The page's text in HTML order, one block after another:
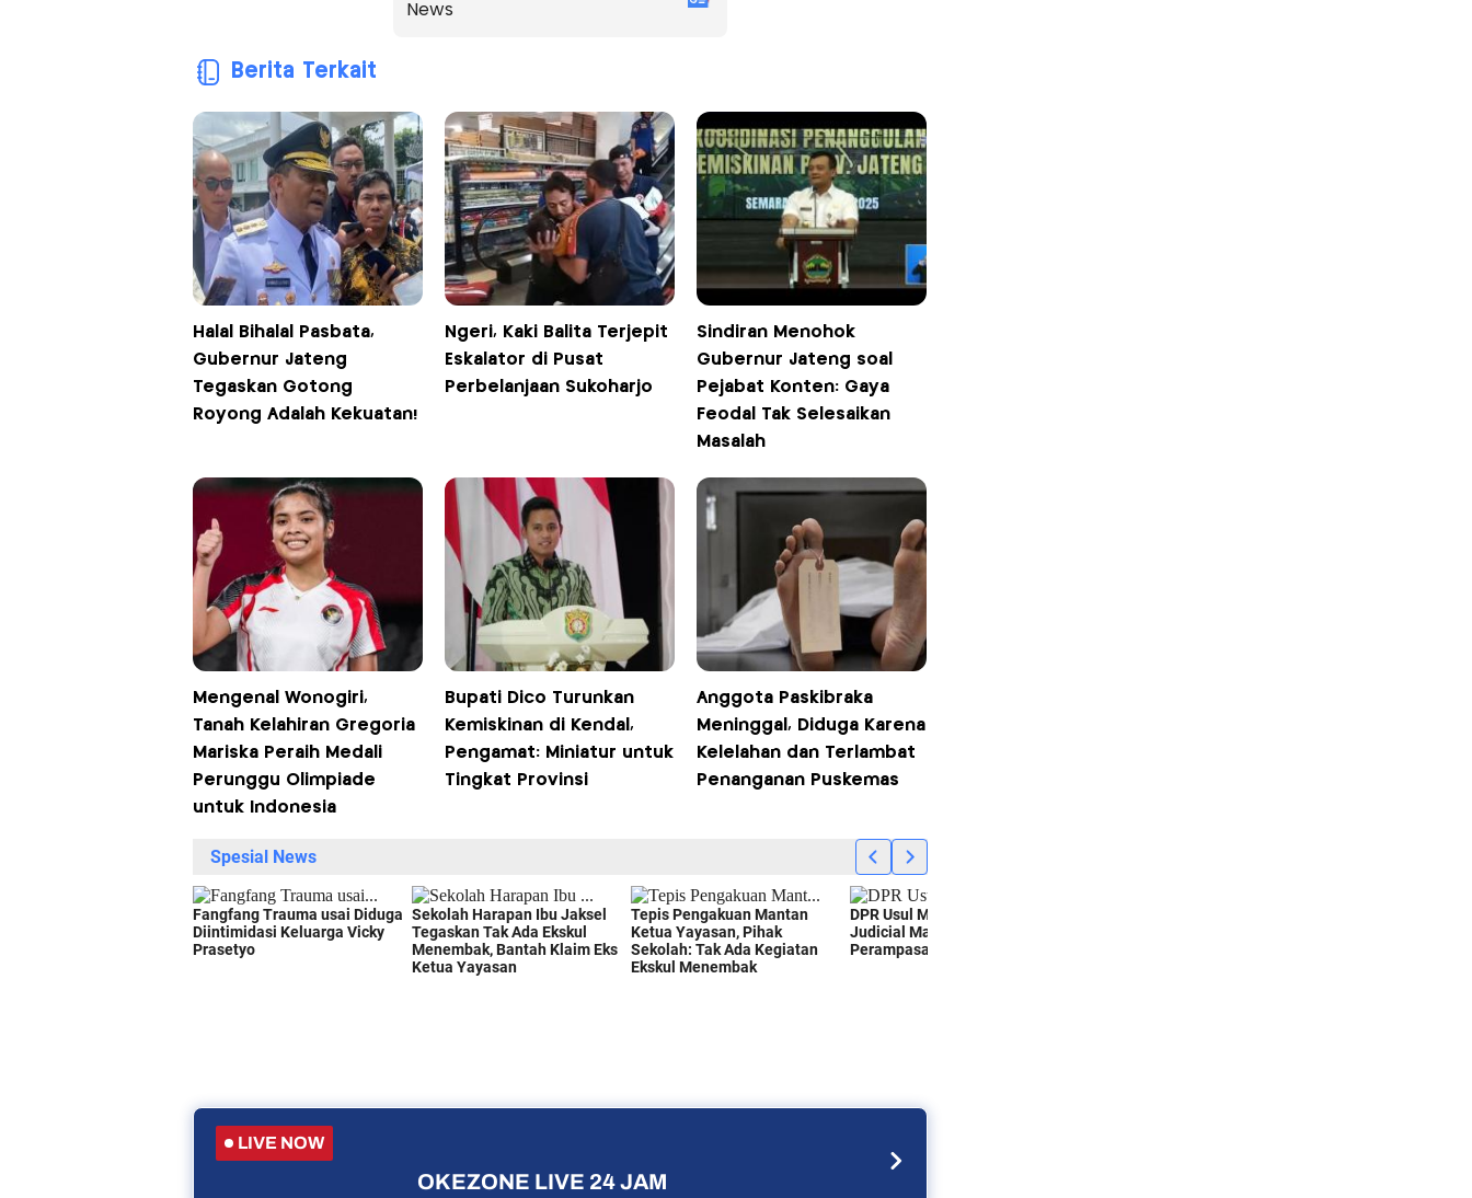
News
Berita Terkait
Halal Bihalal Pasbata,
Gubernur Jateng
Tegaskan Gotong
Royong Adalah Kekuatan!
Ngeri, Kaki Balita Terjepit
Eskalator di Pusat
Perbelanjaan Sukoharjo
Sindiran Menohok
Gubernur Jateng soal
Pejabat Konten: Gaya
Feodal Tak Selesaikan
Masalah
Mengenal Wonogiri,
Tanah Kelahiran Gregoria
Mariska Peraih Medali
Perunggu Olimpiade
untuk Indonesia
Bupati Dico Turunkan
Kemiskinan di Kendal,
Pengamat: Miniatur untuk
Tingkat Provinsi
Anggota Paskibraka
Meninggal, Diduga Karena
Kelelahan dan Terlambat
Penanganan Puskemas
LIVE NOW
OKEZONE LIVE 24 JAM